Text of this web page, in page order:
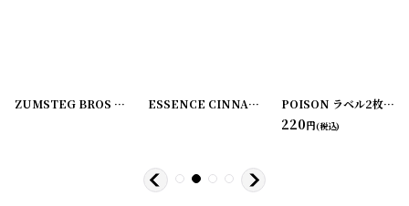
220107-2] 220107-3]
ZUMSTEG BROS ラベル2枚セット [ 220107-4]
ESSENCE CINNAMON ラベル2枚セット C.M. VAN FLEET POISON ラベル2枚セット ZUMSTEG BROS
220円(税込)